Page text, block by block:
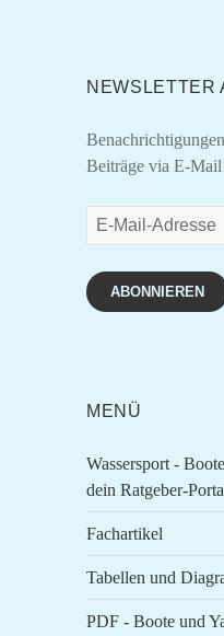
NEWSLETTER
Beiträge via E-Mail
E-
Mail-
Adresse
ABONNIEREN
MENÜ
Wassersport -
dein Ratgeber-
Fachartikel
Tabellen und
PDF - Boote und